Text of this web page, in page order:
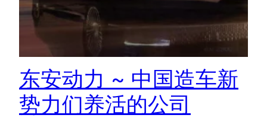
东安动力 ~ 中国造车新
势力们养活的公司